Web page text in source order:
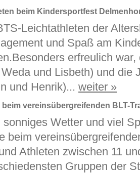
beim Kindersportfest
Leichtathleten der
und Spaß am
erfreulich
und Lisbeth) und die
und Henrik)... weiter »
vereinsübergreifenden BLT-
sonniges Wetter und viel
beim
Athleten zwischen 11
Gruppen der